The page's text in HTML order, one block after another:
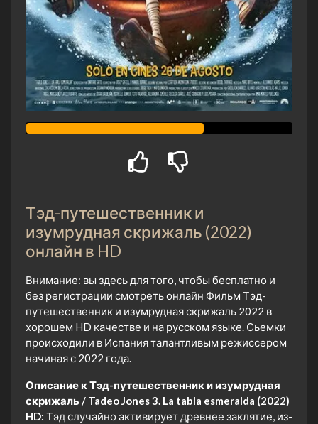
Тэд-путешественник и
изумрудная скрижаль (2022)
онлайн в HD
Внимание: вы здесь для того, чтобы бесплатно и
без регистрации смотреть онлайн Фильм Тэд-
путешественник и изумрудная скрижаль 2022 в
хорошем HD качестве и на русском языке. Сьемки
происходили в Испания талантливым режиссером
начиная с 2022 года.
Описание к Тэд-путешественник и изумрудная
скрижаль / Tadeo Jones 3. La tabla esmeralda (2022)
HD: Тэд случайно активирует древнее заклятие, из-